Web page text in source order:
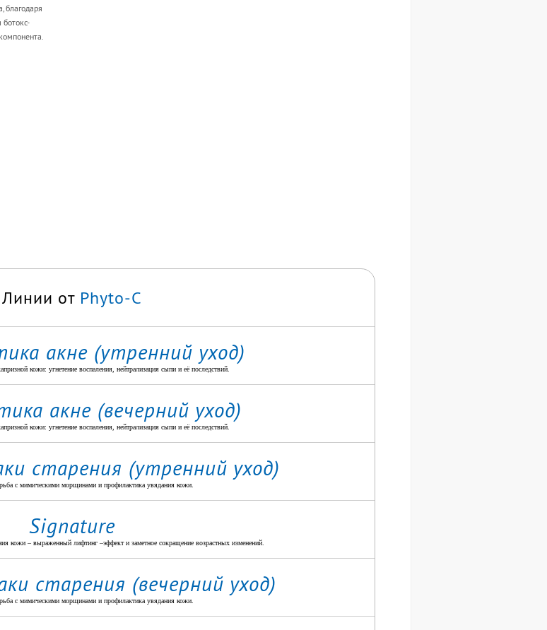
благодаря
ботокс-
Линии от Phyto-C
акне (утренний уход)
кожи: угнетение воспаления, нейтрализация сыпи и её последствий.
акне (вечерний уход)
кожи: угнетение воспаления, нейтрализация сыпи и её последствий.
старения (утренний уход)
с мимическими морщинами и профилактика увядания кожи.
Signature
кожи – выраженный лифтинг –эффект и заметное сокращение возрастных изменений.
старения (вечерний уход)
с мимическими морщинами и профилактика увядания кожи.